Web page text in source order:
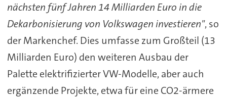
nächsten fünf Jahren 14 Milliarden Euro in die
Dekarbonisierung von Volkswagen investieren", so
der Markenchef. Dies umfasse zum Großteil (13
Milliarden Euro) den weiteren Ausbau der
Palette elektrifizierter VW-Modelle, aber auch
ergänzende Projekte, etwa für eine CO2-ärmere